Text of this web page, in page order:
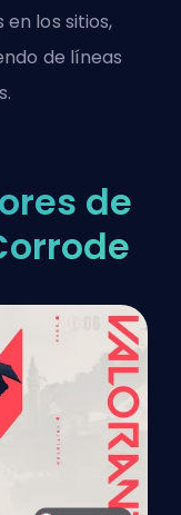
los sitios,
de líneas
de